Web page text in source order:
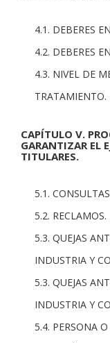
4.1. DEBERES
4.2. DEBERES
4.3. NIVEL DE
TRATAMIENTO.
CAPÍTULO V.
GARANTIZAR EL
TITULARES.
5.1.
5.2. RECLAMOS.
5.3. QUEJAS
INDUSTRIA Y
5.3. QUEJAS
INDUSTRIA Y
5.4. PERSONA